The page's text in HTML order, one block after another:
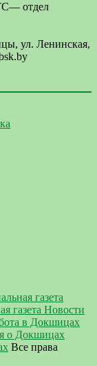
отдел
ул. Ленинская,
газета
газета Новости
в Докшицах
о Докшицах
Все права